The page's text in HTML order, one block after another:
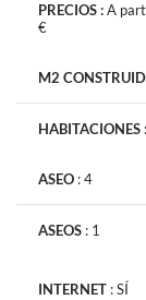
PRECIOS :A
€
M2
HABITACIONES :
ASEO :4
ASEOS : 1
INTERNET :SÍ